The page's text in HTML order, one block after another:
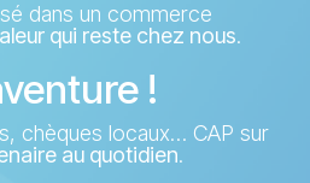
dans un commerce
qui reste chez nous.
!
chèques locaux… CAP sur
au quotidien.